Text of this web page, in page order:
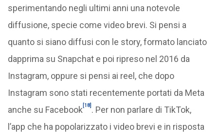
sperimentando negli ultimi anni una notevole
diffusione, specie come video brevi. Si pensi a
quanto si siano diffusi con le story, formato lanciato
dapprima su Snapchat e poi ripreso nel 2016 da
Instagram, oppure si pensi ai reel, che dopo
Instagram sono stati recentemente portati da Meta
anche su Facebook [18] . Per non parlare di TikTok,
l’app che ha popolarizzato i video brevi e in risposta